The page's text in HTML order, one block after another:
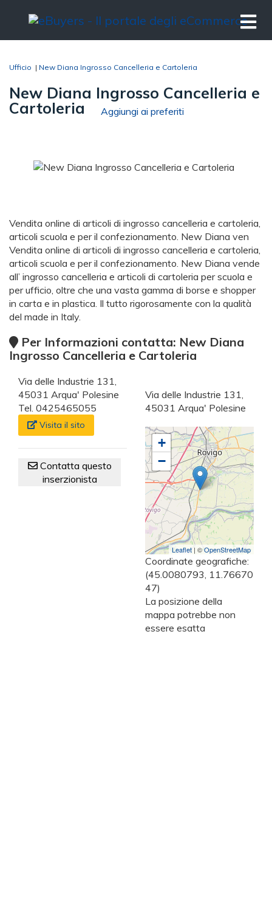
Ufficio | New Diana Ingrosso Cancelleria e Cartoleria
New Diana Ingrosso Cancelleria e
Cartoleria
Aggiungi ai preferiti
Vendita online di articoli di ingrosso cancelleria e cartoleria,
articoli scuola e per il confezionamento. New Diana ven
Vendita online di articoli di ingrosso cancelleria e cartoleria,
articoli scuola e per il confezionamento. New Diana vende
all’ ingrosso cancelleria e articoli di cartoleria per scuola e
per ufficio, oltre che una vasta gamma di borse e shopper
in carta e in plastica. Il tutto rigorosamente con la qualità
del made in Italy.
Per Informazioni contatta: New Diana
Ingrosso Cancelleria e Cartoleria
Via delle Industrie 131,
45031 Arqua' Polesine
Tel. 0425465055
Visita il sito
Contatta questo
inserzionista
Via delle Industrie 131,
45031 Arqua' Polesine
+
−
Leaflet | ©OpenStreetMap
Coordinate geografiche:
(45.0080793, 11.76670
47)
La posizione della
mappa potrebbe non
essere esatta